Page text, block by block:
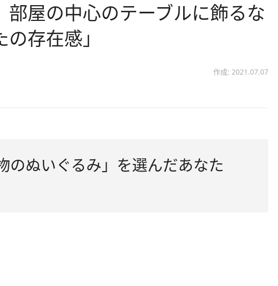
部屋の中心のテーブルに飾るな
存在感」
作成: 2021.07.07
のぬいぐるみ」を選んだあなた